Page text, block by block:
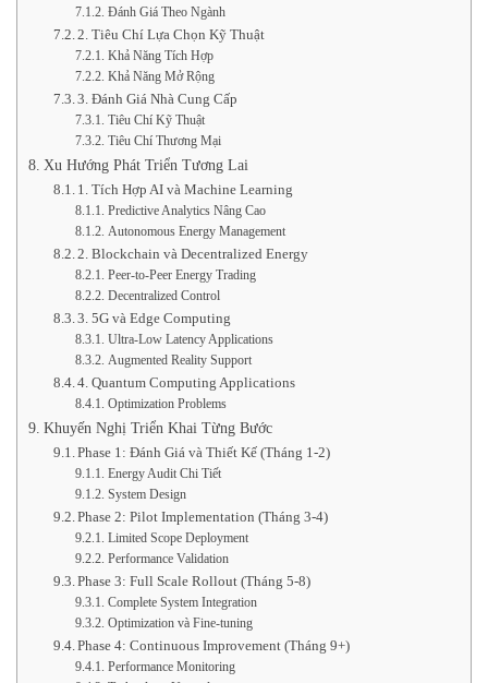
Đánh Giá Theo Ngành
2. Tiêu Chí Lựa Chọn Kỹ Thuật
Khả Năng Tích Hợp
Khả Năng Mở Rộng
3. Đánh Giá Nhà Cung Cấp
Tiêu Chí Kỹ Thuật
Tiêu Chí Thương Mại
Xu Hướng Phát Triển Tương Lai
1. Tích Hợp AI và Machine Learning
Predictive Analytics Nâng Cao
Autonomous Energy Management
2. Blockchain và Decentralized Energy
Peer-to-Peer Energy Trading
Decentralized Control
3. 5G và Edge Computing
Ultra-Low Latency Applications
Augmented Reality Support
4. Quantum Computing Applications
Optimization Problems
Khuyến Nghị Triển Khai Từng Bước
Phase 1: Đánh Giá và Thiết Kế (Tháng 1-2)
Energy Audit Chi Tiết
System Design
Phase 2: Pilot Implementation (Tháng 3-4)
Limited Scope Deployment
Performance Validation
Phase 3: Full Scale Rollout (Tháng 5-8)
Complete System Integration
Optimization và Fine-tuning
Phase 4: Continuous Improvement (Tháng 9+)
Performance Monitoring